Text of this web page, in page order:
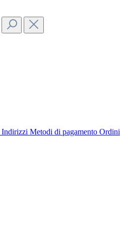
Indirizzi Metodi di pagamento Ordini